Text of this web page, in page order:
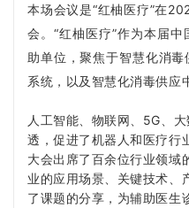
本场会议是“红柚医疗”在
会。“红柚医疗”作为本届
助单位，聚焦于智慧化消
系统，以及 智慧化消毒供应
人工智能、物联网、5G、
透，促进了机器人和医疗行
大会出席了百余位行业领域
业的应用场景、关键技术、
了课题的分享，为辅助医生